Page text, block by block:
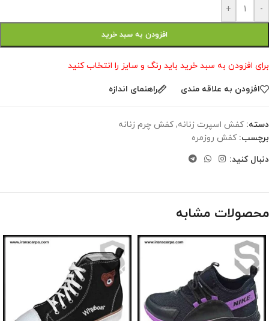
-
+
افزودن به سبد خرید
برای افزودن به سبد خرید باید رنگ و سایز را انتخاب کنید
افزودن به علاقه مندی راهنمای اندازه
دسته: کفش اسپرت زنانه, کفش چرم زنانه
برچسب: کفش روزمره
دنبال کنید:
محصولات مشابه